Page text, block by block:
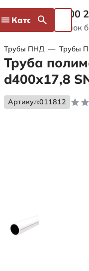
Каталог 8 800
Звонок
Трубы ПНД — Трубы
Труба
d400х17,8
Артикул:011812